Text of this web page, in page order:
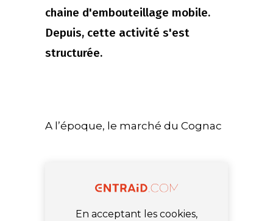
chaine d'embouteillage mobile.
Depuis, cette activité s'est
structurée.
A l’époque, le marché du Cognac
En acceptant les cookies,